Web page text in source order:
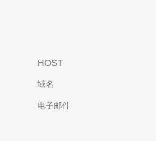
HOST
域名
电子邮件